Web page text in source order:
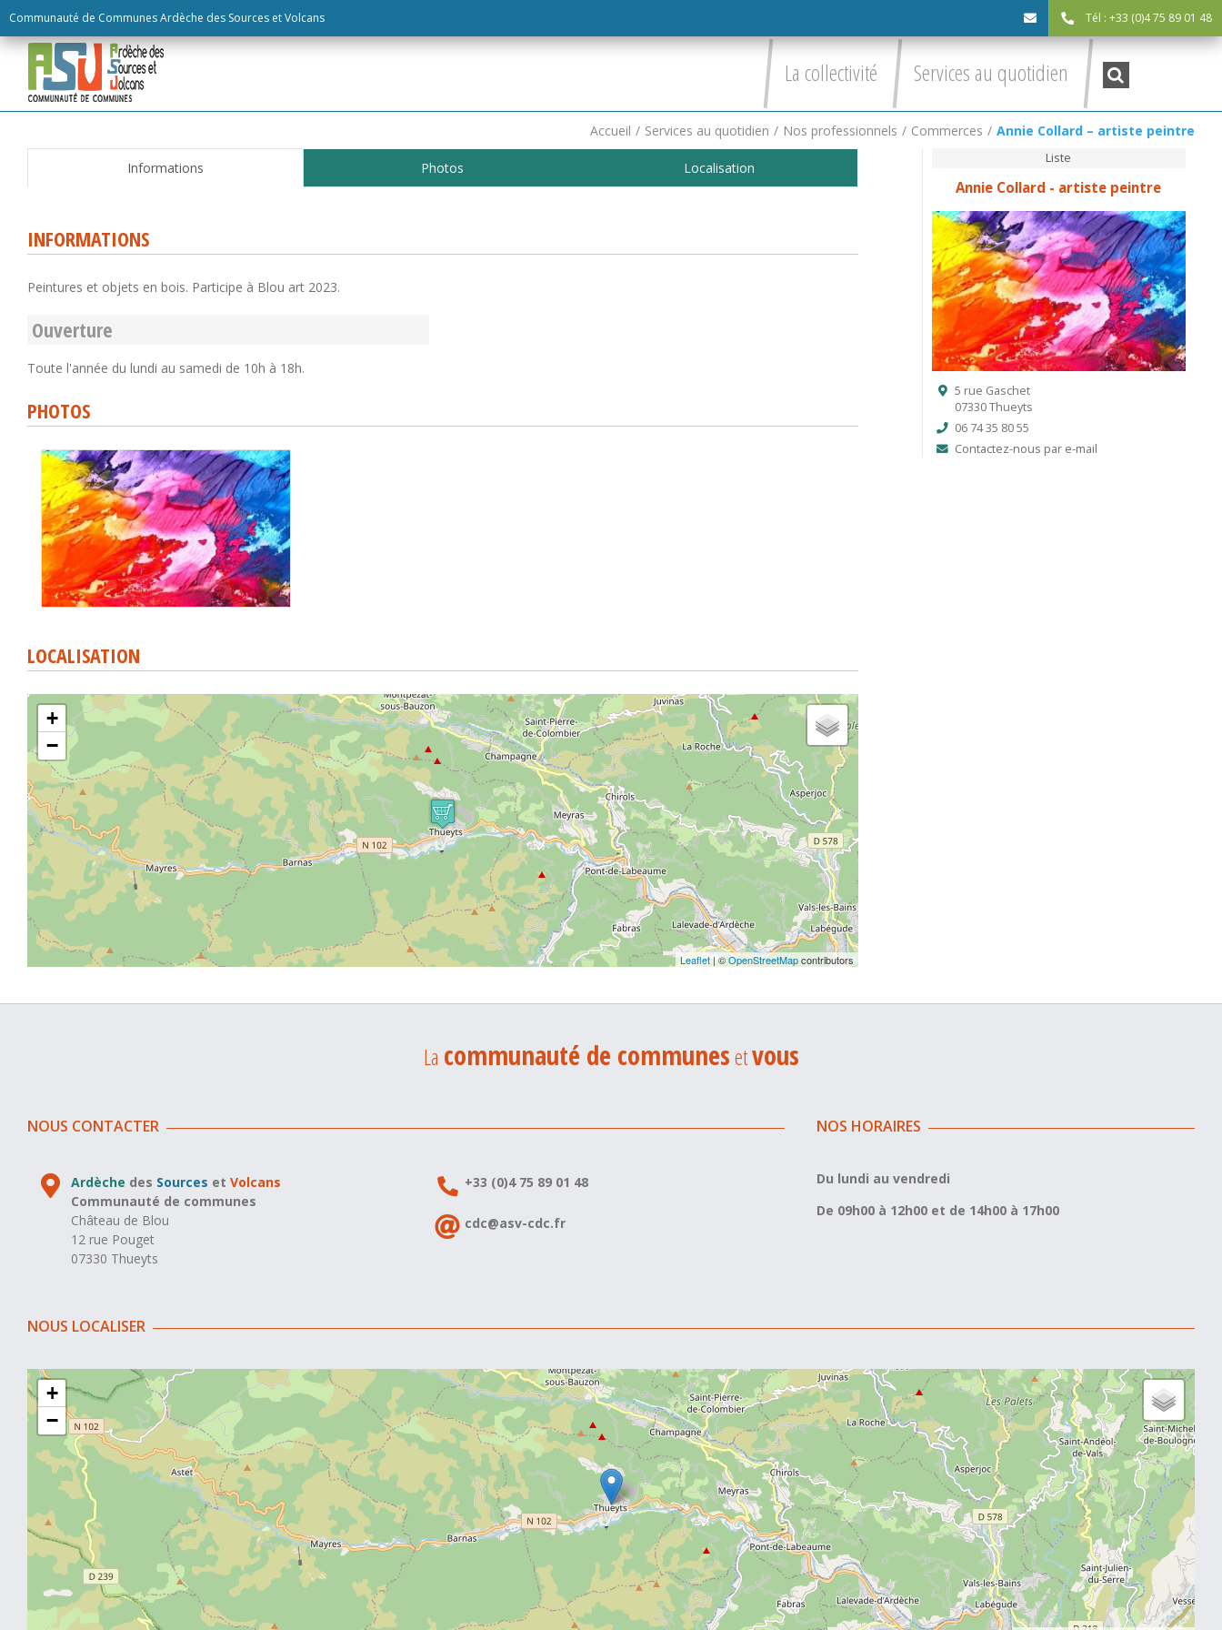
Communauté de Communes Ardèche des Sources et Volcans Tél : +33 (0)4 75 89 01 48
to
content
La collectivité Services au quotidien Recherche
:
Accueil / Services au quotidien / Nos professionnels / Commerces / Annie Collard – artiste peintre
Informations Photos Localisation
INFORMATIONS
Peintures et objets en bois. Participe à Blou art 2023.
Ouverture
Toute l'année du lundi au samedi de 10h à 18h.
PHOTOS
LOCALISATION
+
−
Leaflet| ©OpenStreetMapcontributors
Liste
Annie Collard - artiste peintre
5 rue Gaschet
07330 Thueyts
06 74 35 80 55
Contactez-nous par e-mail
La communauté de communesetvous
NOUS CONTACTER
Ardèche des Sources etVolcans
Communauté de communes
Château de Blou
12 rue Pouget
07330 Thueyts
+33 (0)4 75 89 01 48
cdc@asv-cdc.fr
NOS HORAIRES
Du lundi au vendredi
De 09h00 à 12h00 et de 14h00 à 17h00
NOUS LOCALISER
+
−